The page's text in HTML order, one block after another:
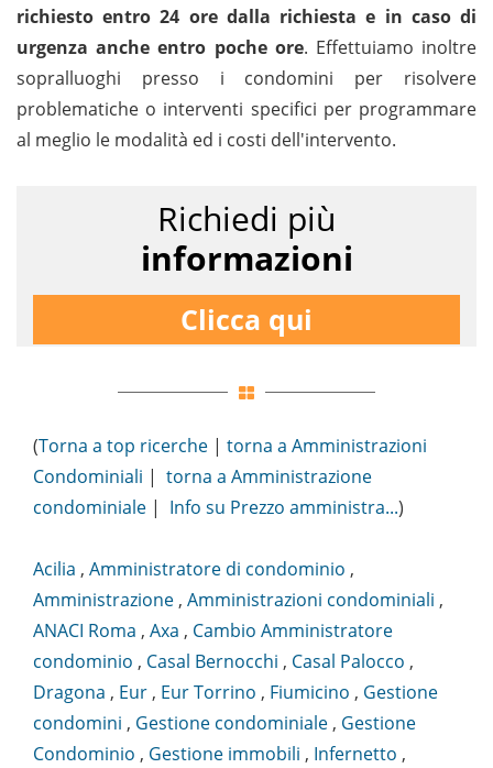
richiesto entro 24 ore dalla richiesta e in caso di
urgenza anche entro poche ore. Effettuiamo inoltre
sopralluoghi presso i condomini per risolvere
problematiche o interventi specifici per programmare
al meglio le modalità ed i costi dell'intervento.
Richiedi più
informazioni
Clicca qui
(Torna a top ricerche | torna a Amministrazioni
Condominiali | torna a Amministrazione
condominiale | Info su Prezzo amministra...)
Acilia , Amministratore di condominio ,
Amministrazione , Amministrazioni condominiali ,
ANACI Roma , Axa , Cambio Amministratore
condominio , Casal Bernocchi , Casal Palocco ,
Dragona , Eur , Eur Torrino , Fiumicino , Gestione
condomini , Gestione condominiale , Gestione
Condominio , Gestione immobili , Infernetto ,